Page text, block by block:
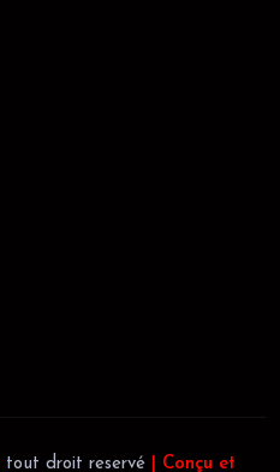
tout droit reservé
| Conçu et